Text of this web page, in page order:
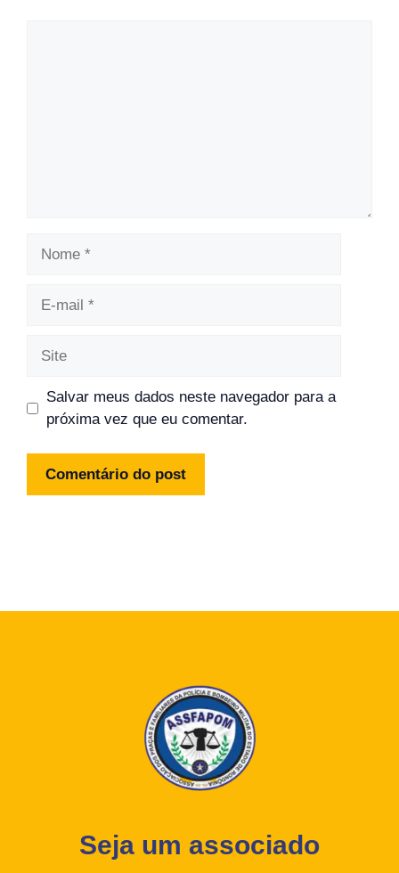
Salvar meus dados neste navegador para a
próxima vez que eu comentar.
Seja um associado